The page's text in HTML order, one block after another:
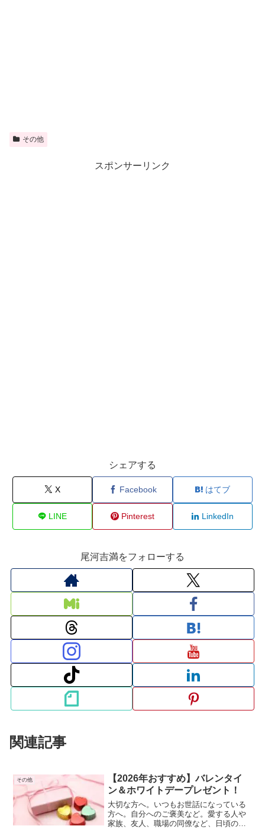
その他
スポンサーリンク
シェアする
X Facebook はてブ
LINE Pinterest LinkedIn
尾河吉満をフォローする
関連記事
その他
【2026年おすすめ】バレンタイ
ン＆ホワイトデープレゼント！
大切な方へ。いつもお世話になっている
方へ。自分へのご褒美など。愛する人や
家族、友人、職場の同僚など、日頃の感